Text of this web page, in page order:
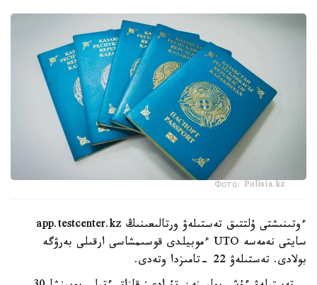
Фото: Polisia.kz
ءوتىنىشتى ۇلتتىق تەستىلەۋ ورتالىعىنىڭ app.testcenter.kz
سايتى نەمەسە UTO ءموبيلدى قوسىمشاسى ارقىلى بەرۋگە
بولادى. تەستىلەۋ 22 -تامىزدا وتەدى.